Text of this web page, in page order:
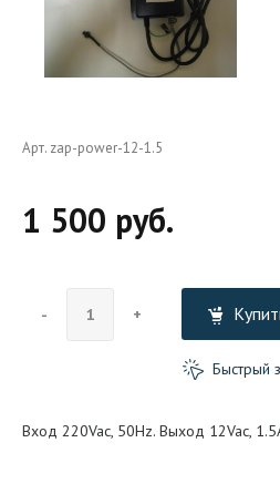
Арт. zap-power-12-1.5
1 500 руб.
- +
Быстрый
Вход 220Vac, 50Hz. Выход 12Vac,